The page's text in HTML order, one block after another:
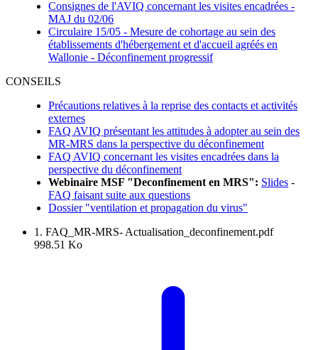
Consignes de l'AVIQ concernant les visites encadrées -
MAJ du 02/06
Circulaire 15/05 - Mesure de cohortage au sein des
établissements d'hébergement et d'accueil agréés en
Wallonie - Déconfinement progressif
CONSEILS
Précautions relatives à la reprise des contacts et activités
externes
FAQ AVIQ présentant les attitudes à adopter au sein des
MR-MRS dans la perspective du déconfinement
FAQ AVIQ concernant les visites encadrées dans la
perspective du déconfinement
Webinaire MSF "Deconfinement en MRS": Slides -
FAQ faisant suite aux questions
Dossier "ventilation et propagation du virus"
1. FAQ_MR-MRS- Actualisation_deconfinement.pdf
998.51 Ko